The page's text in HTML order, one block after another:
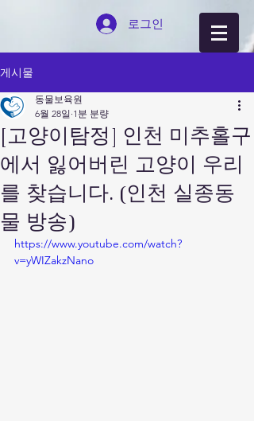
로그인
게시물
[고양이탐정] 인천 미추홀구
에서 잃어버린 고양이 우리
를 찾습니다. (인천 실종동
물 방송)
동물보육원
6월 28일 1분 분량
https://www.youtube.com/watch?
v=yWIZakzNano